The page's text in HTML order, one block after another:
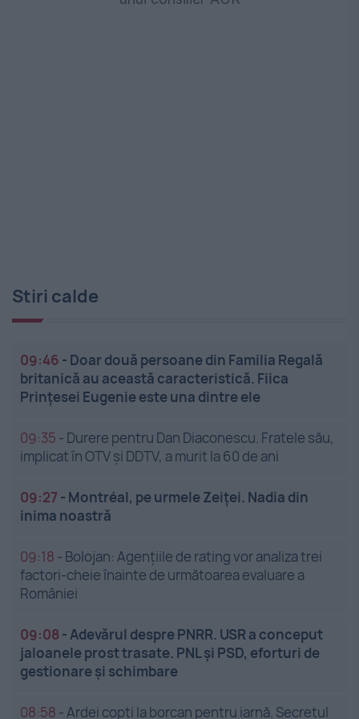
Stiri calde
09:46 - Doar două persoane din Familia Regală
britanică au această caracteristică. Fiica
Prințesei Eugenie este una dintre ele
09:35 - Durere pentru Dan Diaconescu. Fratele său,
implicat în OTV și DDTV, a murit la 60 de ani
09:27 - Montréal, pe urmele Zeiței. Nadia din
inima noastră
09:18 - Bolojan: Agențiile de rating vor analiza trei
factori-cheie înainte de următoarea evaluare a
României
09:08 -Adevărul despre PNRR. USR a conceput
jaloanele prost trasate. PNL și PSD, eforturi de
gestionare și schimbare
08:58 -Ardei copți la borcan pentru iarnă. Secretul